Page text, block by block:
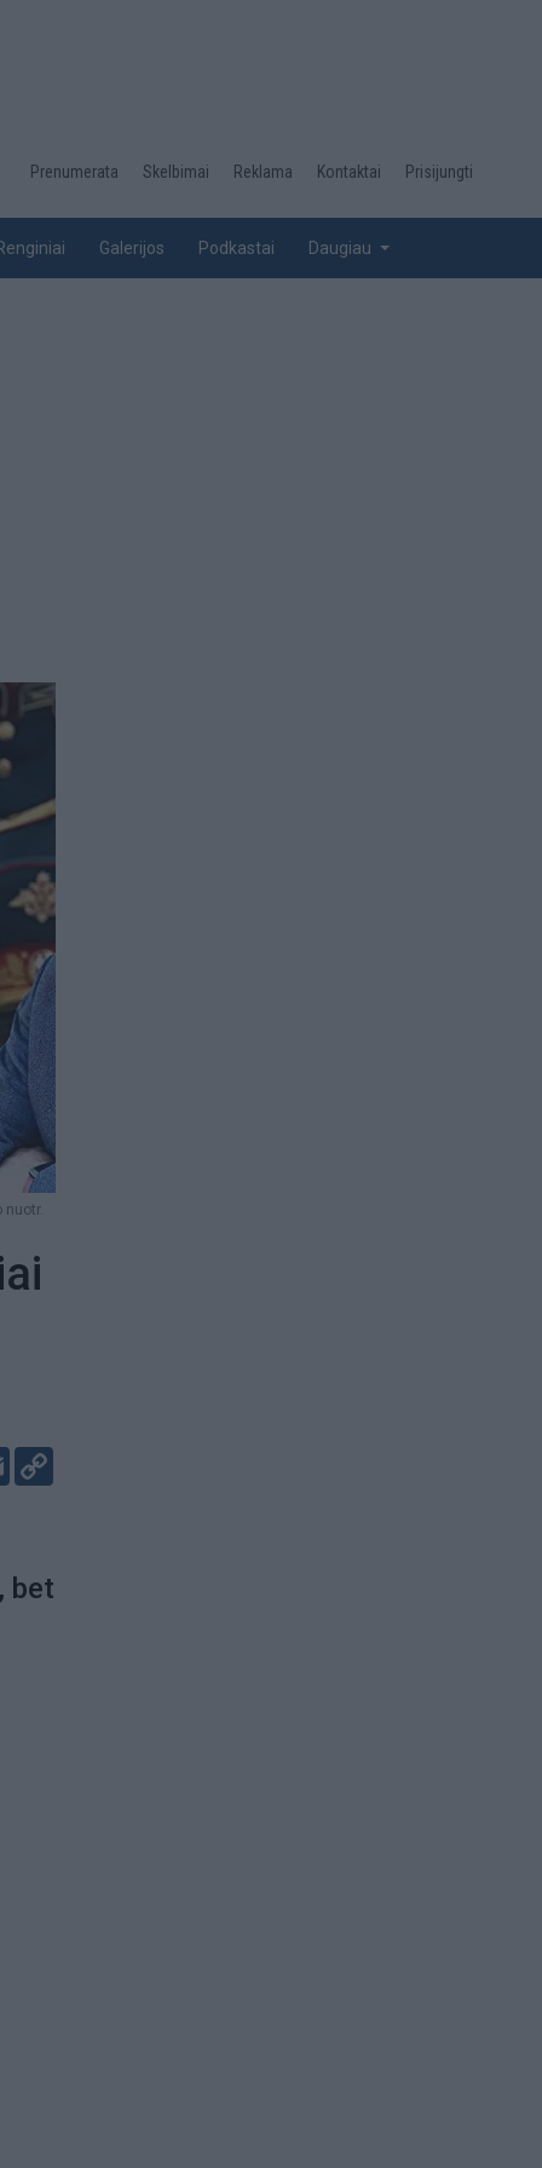
Desktop
top
Prenumerata Skelbimai Reklama Kontaktai Prisijungti
Galerijos Podkastai Daugiau
nuotr.
Email
bet